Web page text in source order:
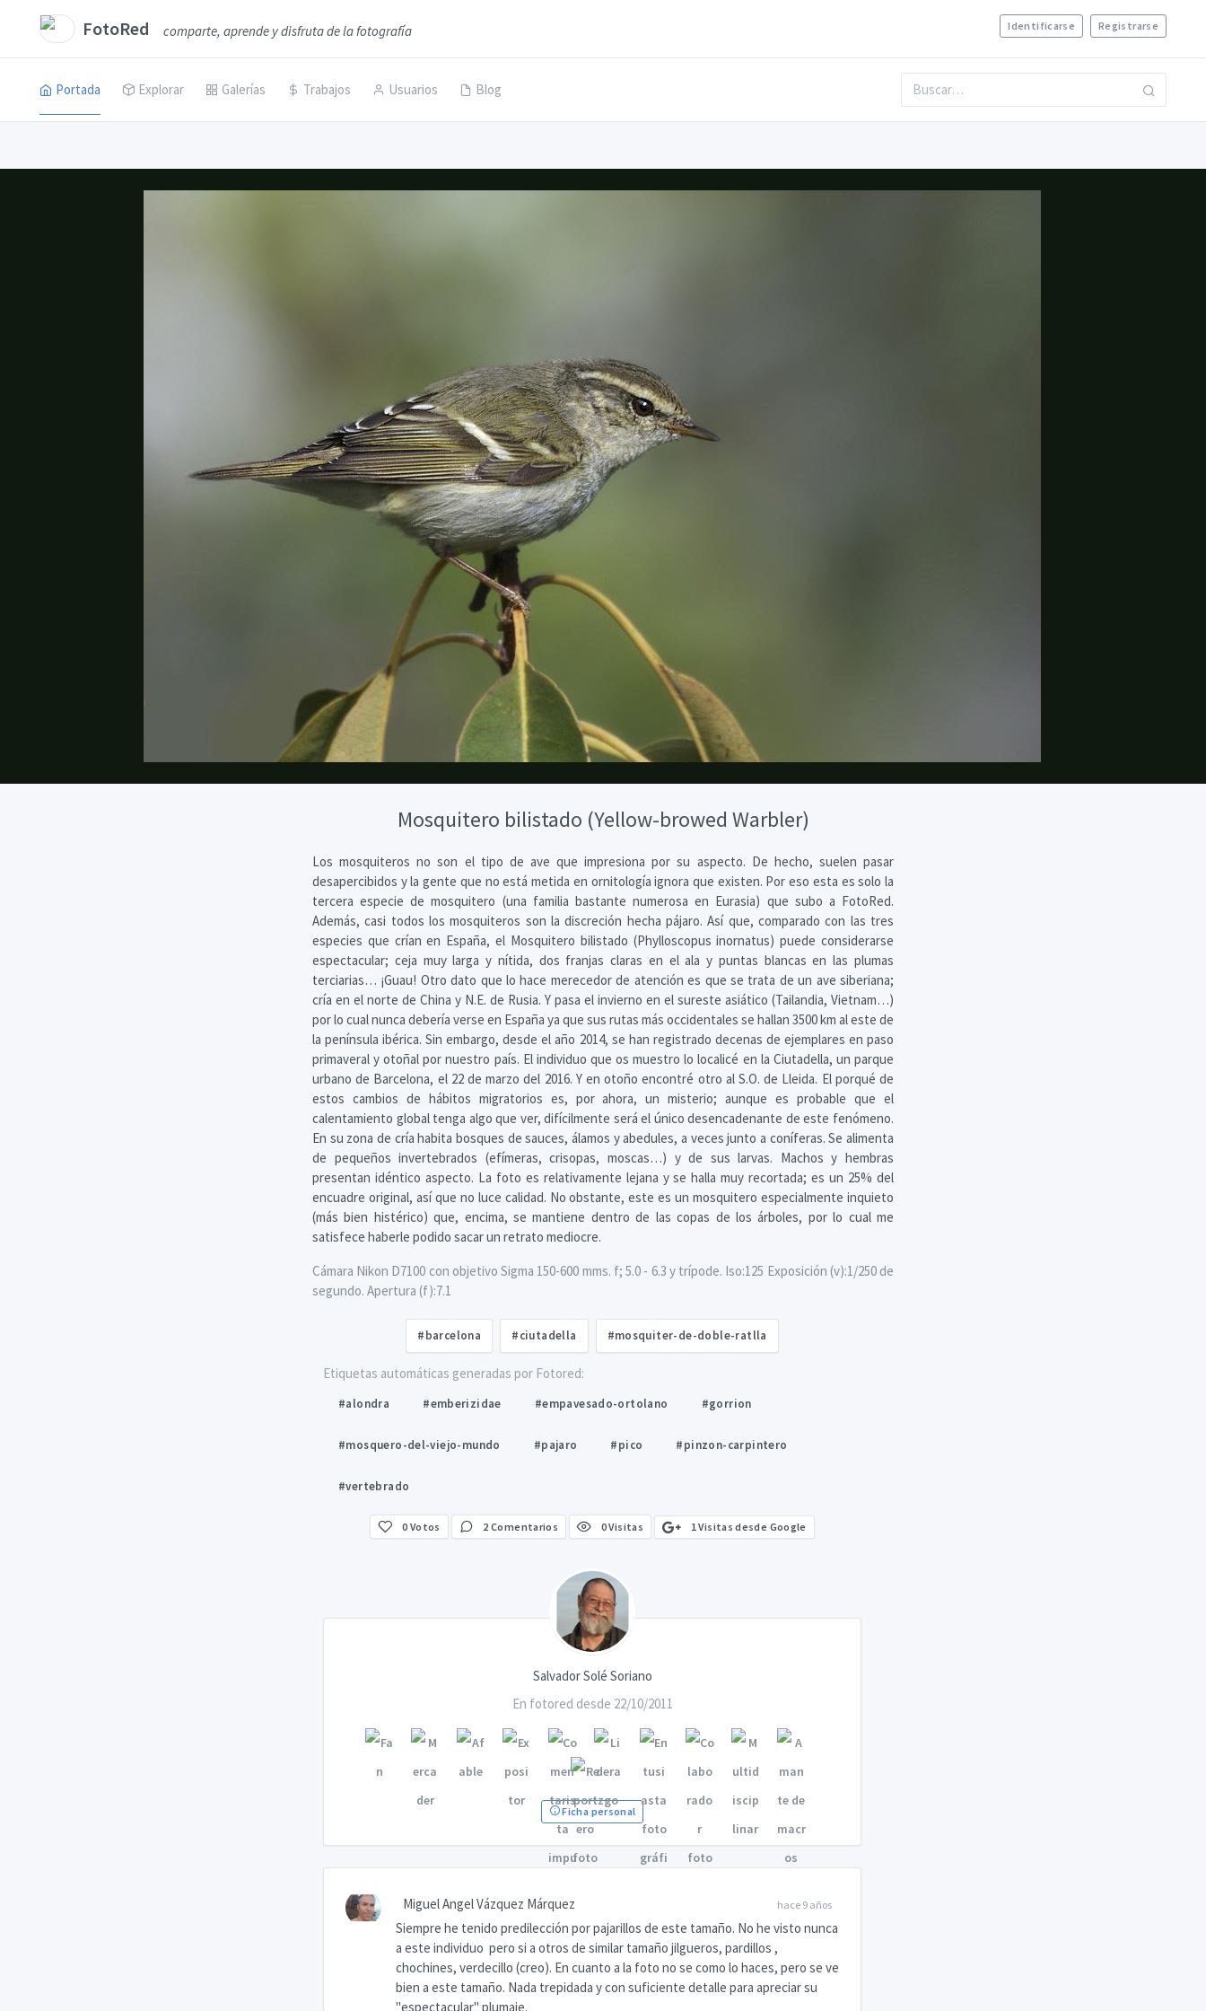
FotoRed comparte, aprende y disfruta de la fotografía Identificarse Registrarse
Portada Explorar Galerías Trabajos Usuarios Blog
Mosquitero bilistado (Yellow-browed Warbler)
Los mosquiteros no son el tipo de ave que impresiona por su aspecto. De hecho, suelen pasar
desapercibidos y la gente que no está metida en ornitología ignora que existen. Por eso esta es solo la
tercera especie de mosquitero (una familia bastante numerosa en Eurasia) que subo a FotoRed.
Además, casi todos los mosquiteros son la discreción hecha pájaro. Así que, comparado con las tres
especies que crían en España, el Mosquitero bilistado (Phylloscopus inornatus) puede considerarse
espectacular; ceja muy larga y nítida, dos franjas claras en el ala y puntas blancas en las plumas
terciarias… ¡Guau! Otro dato que lo hace merecedor de atención es que se trata de un ave siberiana;
cría en el norte de China y N.E. de Rusia. Y pasa el invierno en el sureste asiático (Tailandia, Vietnam…)
por lo cual nunca debería verse en España ya que sus rutas más occidentales se hallan 3500 km al este de
la península ibérica. Sin embargo, desde el año 2014, se han registrado decenas de ejemplares en paso
primaveral y otoñal por nuestro país. El individuo que os muestro lo localicé en la Ciutadella, un parque
urbano de Barcelona, el 22 de marzo del 2016. Y en otoño encontré otro al S.O. de Lleida. El porqué de
estos cambios de hábitos migratorios es, por ahora, un misterio; aunque es probable que el
calentamiento global tenga algo que ver, difícilmente será el único desencadenante de este fenómeno.
En su zona de cría habita bosques de sauces, álamos y abedules, a veces junto a coníferas. Se alimenta
de pequeños invertebrados (efímeras, crisopas, moscas…) y de sus larvas. Machos y hembras
presentan idéntico aspecto. La foto es relativamente lejana y se halla muy recortada; es un 25% del
encuadre original, así que no luce calidad. No obstante, este es un mosquitero especialmente inquieto
(más bien histérico) que, encima, se mantiene dentro de las copas de los árboles, por lo cual me
satisfece haberle podido sacar un retrato mediocre.
Cámara Nikon D7100 con objetivo Sigma 150-600 mms. f; 5.0 - 6.3 y trípode. Iso:125 Exposición (v):1/250 de
segundo. Apertura (f):7.1
#barcelona #ciutadella #mosquiter-de-doble-ratlla
Etiquetas automáticas generadas por Fotored:
#alondra #emberizidae #empavesado-ortolano #gorrion
#mosquero-del-viejo-mundo #pajaro #pico #pinzon-carpintero
#vertebrado
0 Votos 2 Comentarios 0 Visitas 1 Visitas desde Google
Salvador Solé Soriano
En fotored desde 22/10/2011
Ficha personal
hace 9 años
Miguel Angel Vázquez Márquez
Siempre he tenido predilección por pajarillos de este tamaño. No he visto nunca
a este individuo pero si a otros de similar tamaño jilgueros, pardillos ,
chochines, verdecillo (creo). En cuanto a la foto no se como lo haces, pero se ve
bien a este tamaño. Nada trepidada y con suficiente detalle para apreciar su
"espectacular" plumaje.